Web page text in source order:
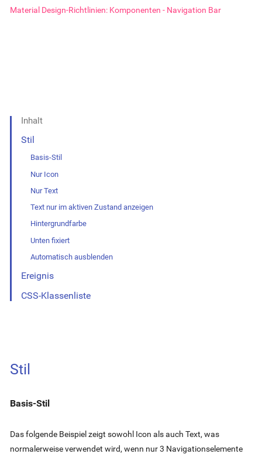
Material Design-Richtlinien: Komponenten - Navigation Bar
Inhalt
Stil
Basis-Stil
Nur Icon
Nur Text
Text nur im aktiven Zustand anzeigen
Hintergrundfarbe
Unten fixiert
Automatisch ausblenden
Ereignis
CSS-Klassenliste
Stil
Basis-Stil
Das folgende Beispiel zeigt sowohl Icon als auch Text, was
normalerweise verwendet wird, wenn nur 3 Navigationselemente